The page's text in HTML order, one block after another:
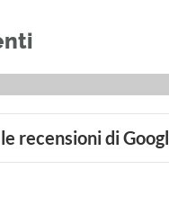
recensioni di